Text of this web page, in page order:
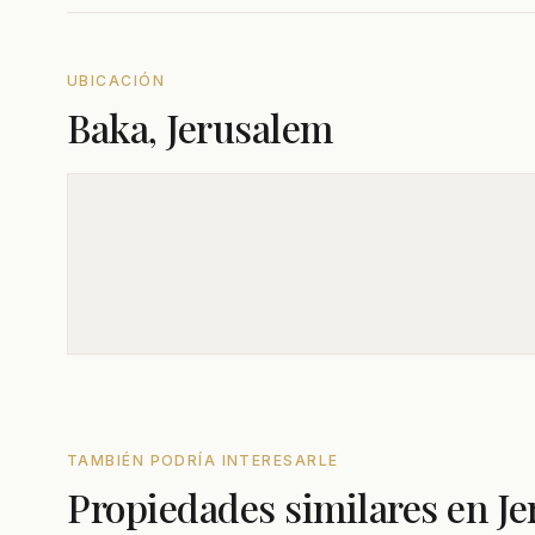
UBICACIÓN
Baka, Jerusalem
TAMBIÉN PODRÍA INTERESARLE
Propiedades similares en